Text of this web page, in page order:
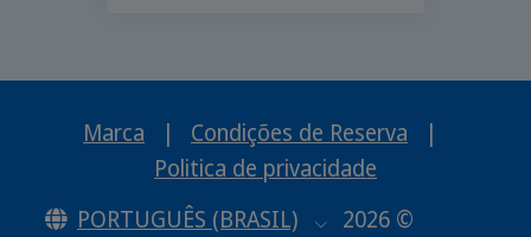
Marca | Condições de Reserva
|
Politica de privacidade
PORTUGUÊS (BRASIL)
2026 ©